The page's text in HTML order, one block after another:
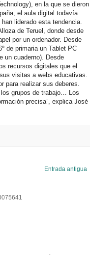
en la que se dieron
el aula digital todavía
liderado esta tendencia.
de Teruel, donde desde
por un ordenador. Desde
de primaria un Tablet PC
un cuaderno). Desde
recursos digitales que el
visitas a webs educativas.
para realizar sus deberes.
grupos de trabajo… Los
precisa”, explica José
Entrada antigua